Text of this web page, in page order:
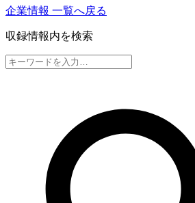
企業情報 一覧へ戻る
収録情報内を検索